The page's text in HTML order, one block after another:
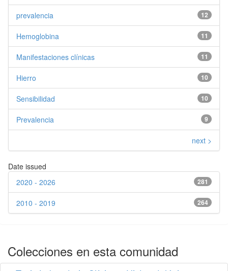
12
prevalencia
11
Hemoglobina
11
Manifestaciones clínicas
10
Hierro
10
Sensibilidad
9
Prevalencia
next >
Date issued
281
2020 - 2026
264
2010 - 2019
Colecciones en esta comunidad